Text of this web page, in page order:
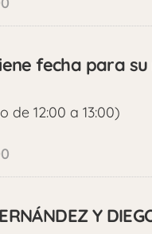
fecha para
de 12:00 a 13:00)
Y